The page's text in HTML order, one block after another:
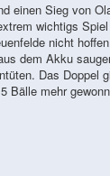
einen Sieg von
wichtigs
nicht
dem Akku
Das Doppel
Bälle mehr